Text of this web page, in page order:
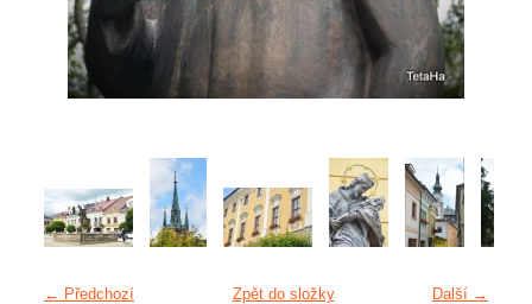
← Předchozí Další →
Zpět do složky